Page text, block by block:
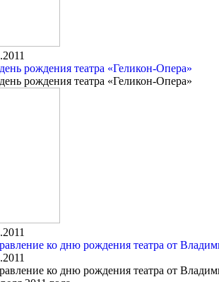
рождения театра «Геликон-Опера»
рождения театра «Геликон-Опера»
ко дню рождения театра от
ко дню рождения театра от